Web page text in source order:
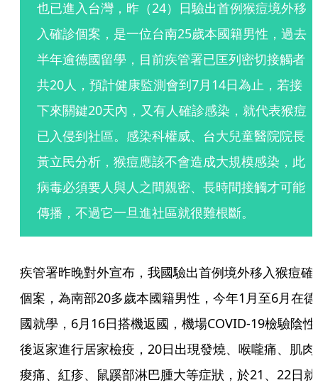
也已進入台灣，昨（24）日驗出首例猴痘境外移
入確診個案，是一位台南25歲本國籍男性，過去
半年逾德國留學，目前疾管署已匡列密切接觸者
共20人，預計健康監測會到7月14日為止，若接
下來關鍵20天內，又有人確診感染，就代表猴痘
已入侵到社區。感染科權威、台大兒童醫院院長
黃立民分析，猴痘應該不會造成大規模感染，此
病毒必須要人與人之間親密、長時間接觸才可能
傳播，不過它一旦進社區就很難根斷。
疾管署昨晚對外宣布，我國驗出首例境外移入猴痘確
個案，為南部20多歲本國籍男性，今年1月至6月在德
國就學，6月16日搭機返國，機場COVID-19檢驗陰性
後返家進行居家檢疫，20日出現發燒、喉嚨痛、肌肉
痠痛、紅疹、鼠蹊部淋巴腫大等症狀，於21、22日就